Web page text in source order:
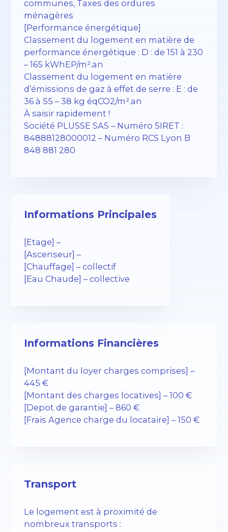
communes, Taxes des ordures
ménagères
[Performance énergétique]
Classement du logement en matière de
performance énergétique : D : de 151 à 230
– 165 kWhEP/m².an
Classement du logement en matière
d’émissions de gaz à effet de serre : E : de
36 à 55 – 38 kg éqCO2/m².an
À saisir rapidement !
Société PLUSSE SAS – ​​Numéro SIRET :
84888128000012 – Numéro RCS Lyon B
848 881 280
Informations Principales
[Etage] –
[Ascenseur] –
[Chauffage] – collectif
[Eau Chaude] – collective
Informations Financières
[Montant du loyer charges comprises] –
445 €
[Montant des charges locatives] – 100 €
[Depot de garantie] – 860 €
[Frais Agence charge du locataire] – 150 €
Transport
Le logement est à proximité de
nombreux transports :